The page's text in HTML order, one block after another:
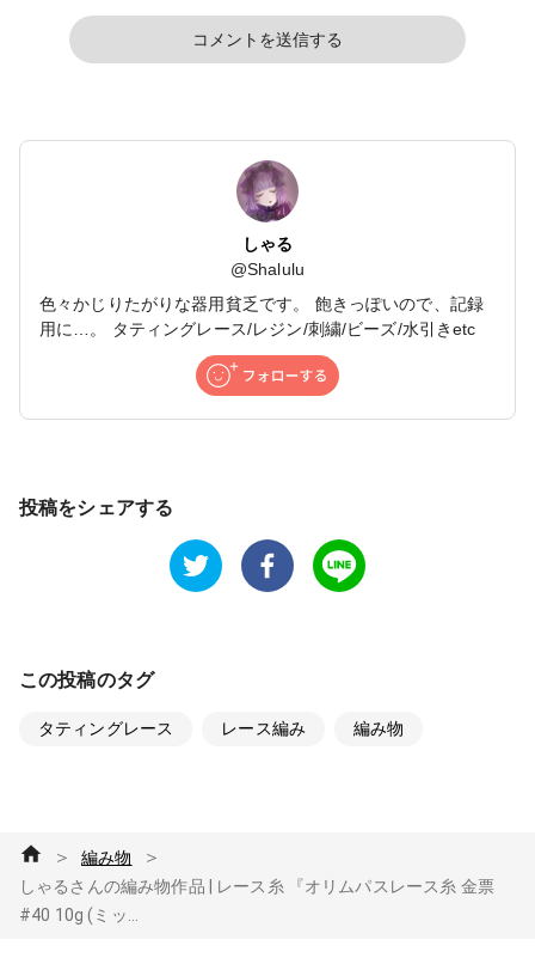
コメントを送信する
しゃる
@Shalulu
色々かじりたがりな器用貧乏です。 飽きっぽいので、記録
用に…。 タティングレース/レジン/刺繍/ビーズ/水引きetc
投稿をシェアする
この投稿のタグ
タティングレース レース編み 編み物
＞ 編み物 ＞
しゃるさんの編み物作品 | レース糸 『オリムパスレース糸 金票
#40 10g (ミッ...